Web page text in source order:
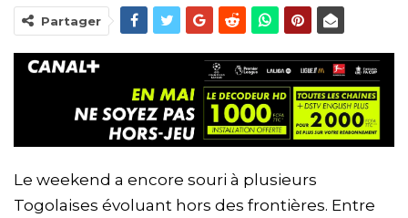
Partager
Le weekend a encore souri à plusieurs
Togolaises évoluant hors des frontières. Entre